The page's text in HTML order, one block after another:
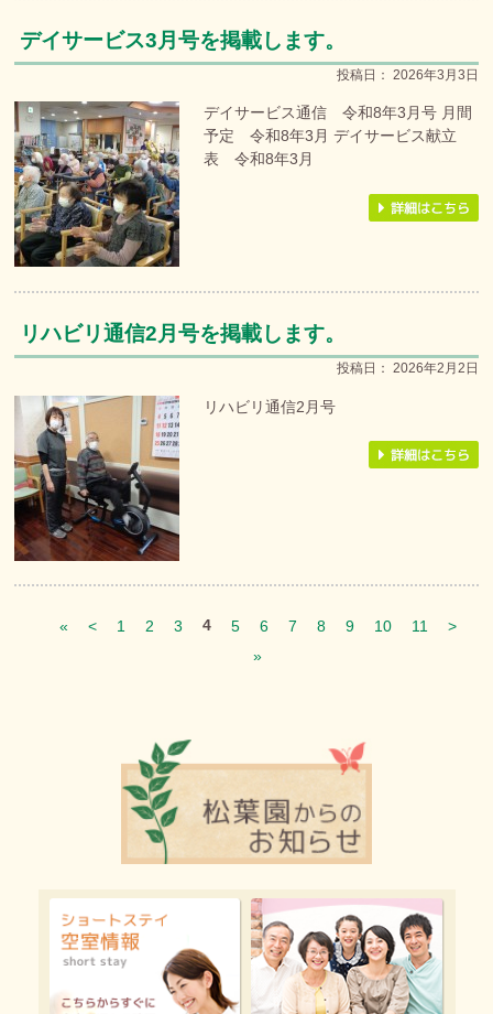
デイサービス3月号を掲載します。
投稿日： 2026年3月3日
デイサービス通信 令和8年3月号 月間
予定 令和8年3月 デイサービス献立
表 令和8年3月
リハビリ通信2月号を掲載します。
投稿日： 2026年2月2日
リハビリ通信2月号
« < 1 2 3 4 5 6 7 8 9 10 11
>
»